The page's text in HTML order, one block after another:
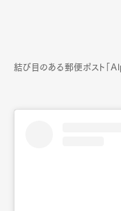
結び目のある郵便ポスト「